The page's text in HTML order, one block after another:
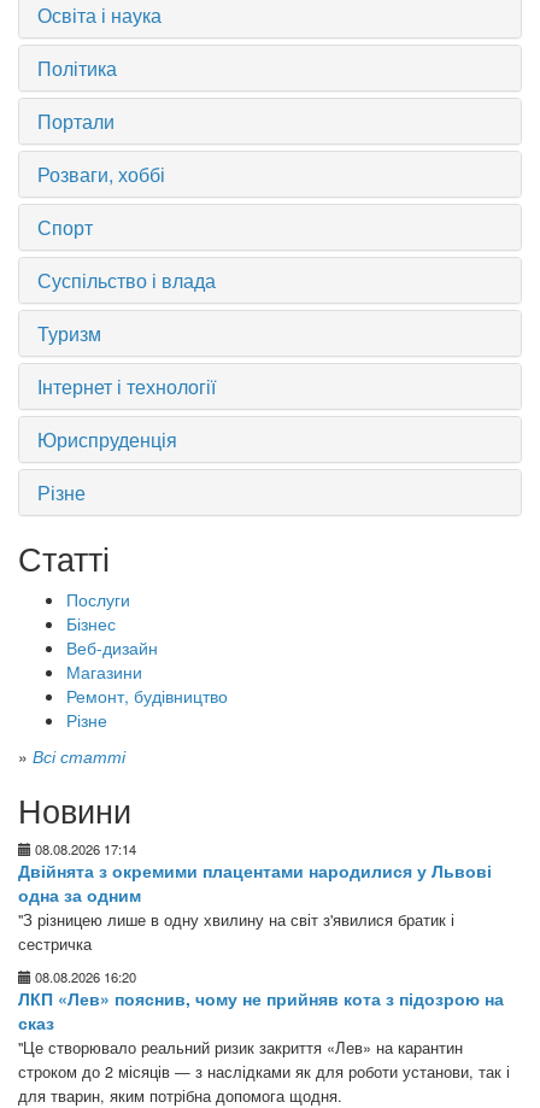
Освіта і наука
Політика
Портали
Розваги, хоббі
Спорт
Суспільство і влада
Туризм
Інтернет і технології
Юриспруденція
Різне
Статті
Послуги
Бізнес
Веб-дизайн
Магазини
Ремонт, будівництво
Різне
» Всі статті
Новини
08.08.2026 17:14
Двійнята з окремими плацентами народилися у Львові
одна за одним
"З різницею лише в одну хвилину на світ з'явилися братик і
сестричка
08.08.2026 16:20
ЛКП «Лев» пояснив, чому не прийняв кота з підозрою на
сказ
"Це створювало реальний ризик закриття «Лев» на карантин
строком до 2 місяців — з наслідками як для роботи установи, так і
для тварин, яким потрібна допомога щодня.